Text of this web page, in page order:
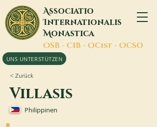
Associatio
Internationalis
Monastica
OSB - CIB - OCist - OCSO
UNS UNTERSTÜTZEN
< Zurück
Villasis
Philippinen